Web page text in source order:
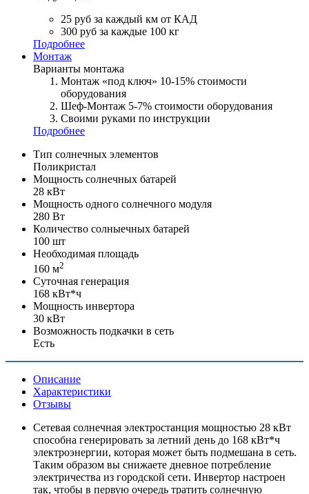
25 руб за каждый км от КАД
300 руб за каждые 100 кг
Подробнее
Монтаж
Варианты монтажа
Монтаж «под ключ» 10-15% стоимости
оборудования
Шеф-Монтаж 5-7% стоимости оборудования
Своими руками по инструкции
Подробнее
Тип солнечных элементов
Поликристал
Мощность солнечных батарей
28 кВт
Мощность одного солнечного модуля
280 Вт
Количество солныечных батарей
100 шт
Необходимая площадь
160 м2
Суточная генерация
168 кВт*ч
Мощность инвертора
30 кВт
Возможность подкачки в сеть
Есть
Описание
Характеристики
Отзывы
Сетевая солнечная электростанция мощностью 28 кВт
способна генерировать за летний день до 168 кВт*ч
электроэнергии, которая может быть подмешана в сеть.
Таким образом вы снижаете дневное потребление
электричества из городской сети. Инвертор настроен
так, чтобы в первую очередь тратить солнечную